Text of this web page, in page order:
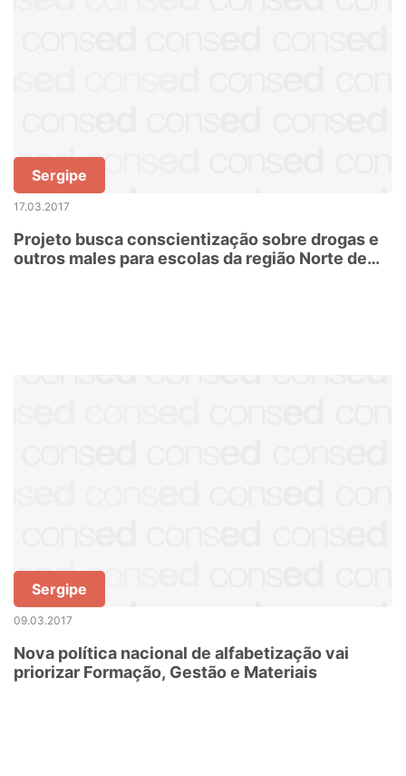
Sergipe
17.03.2017
Projeto busca conscientização sobre drogas e
outros males para escolas da região Norte de
Sergipe
09.03.2017
Nova política nacional de alfabetização vai
priorizar Formação, Gestão e Materiais